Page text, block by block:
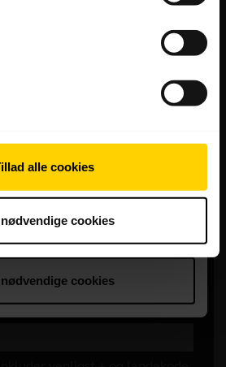
alle cookies
cookies